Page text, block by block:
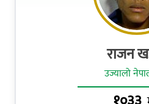
राजन
उज्यालो